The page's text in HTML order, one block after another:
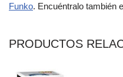
Funko. Encuéntralo también
PRODUCTOS